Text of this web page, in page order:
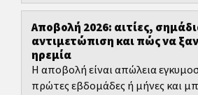
σύγχυση και...
Αποβολή 2026: αιτίες,
αντιμετώπιση και πώς να
ηρεμία
Η αποβολή είναι απώλεια
πρώτες εβδομάδες ή μήνες και